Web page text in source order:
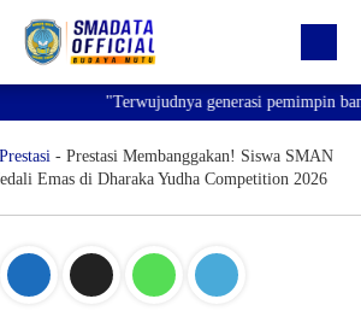
"Terwujudnya generasi pemimpin
Prestasi - Prestasi Membanggakan! Siswa SMAN
Emas di Dharaka Yudha Competition 2026